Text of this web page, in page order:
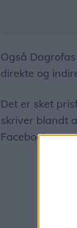
Også
direkte og
Det er sket
skriver blandt
Facebook.